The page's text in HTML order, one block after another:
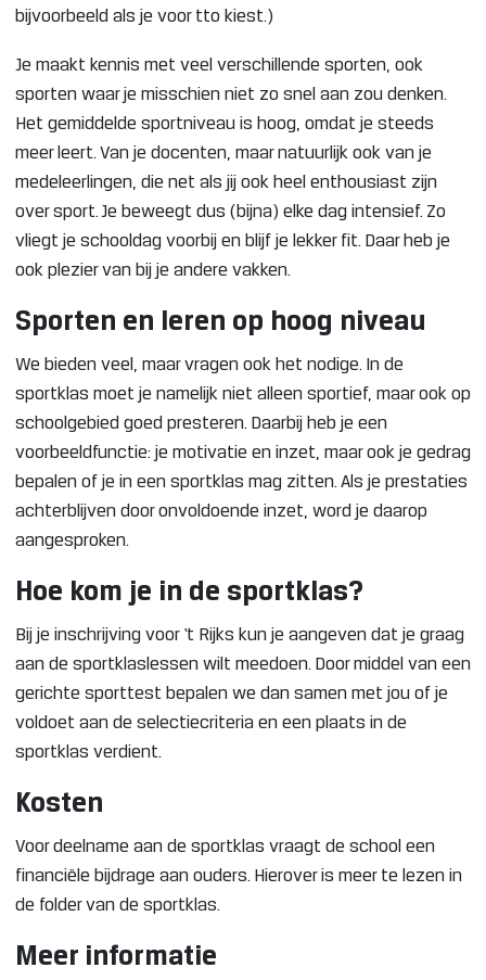
bijvoorbeeld als je voor tto kiest.)
Je maakt kennis met veel verschillende sporten, ook
sporten waar je misschien niet zo snel aan zou denken.
Het gemiddelde sportniveau is hoog, omdat je steeds
meer leert. Van je docenten, maar natuurlijk ook van je
medeleerlingen, die net als jij ook heel enthousiast zijn
over sport. Je beweegt dus (bijna) elke dag intensief. Zo
vliegt je schooldag voorbij en blijf je lekker fit. Daar heb je
ook plezier van bij je andere vakken.
Sporten en leren op hoog niveau
We bieden veel, maar vragen ook het nodige. In de
sportklas moet je namelijk niet alleen sportief, maar ook op
schoolgebied goed presteren. Daarbij heb je een
voorbeeldfunctie: je motivatie en inzet, maar ook je gedrag
bepalen of je in een sportklas mag zitten. Als je prestaties
achterblijven door onvoldoende inzet, word je daarop
aangesproken.
Hoe kom je in de sportklas?
Bij je inschrijving voor ‘t Rijks kun je aangeven dat je graag
aan de sportklaslessen wilt meedoen. Door middel van een
gerichte sporttest bepalen we dan samen met jou of je
voldoet aan de selectiecriteria en een plaats in de
sportklas verdient.
Kosten
Voor deelname aan de sportklas vraagt de school een
financiële bijdrage aan ouders. Hierover is meer te lezen in
de folder van de sportklas.
Meer informatie